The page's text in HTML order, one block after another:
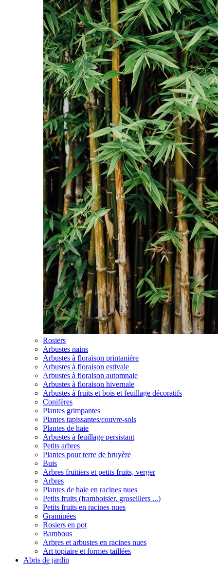
Rosiers
Arbustes nains
Arbustes à floraison printanière
Arbustes à floraison estivale
Arbustes à floraison automnale
Arbustes à floraison hivernale
Arbustes à fruits et bois et feuillage décoratifs
Conifères
Plantes grimpantes
Plantes tapissantes/couvre-sols
Plantes de haie
Arbustes à feuillage persistant
Petits arbres
Plantes pour terre de bruyère
Buis
Arbres fruitiers et petits fruits, verger
Arbres
Plantes de haie en racines nues
Petits fruits (framboisier, groseillers ...)
Petits fruits en racines nues
Graminées
Rosiers en pot
Bambous
Arbres et arbustes en racines nues
Art topiaire et formes taillées
Abris de jardin